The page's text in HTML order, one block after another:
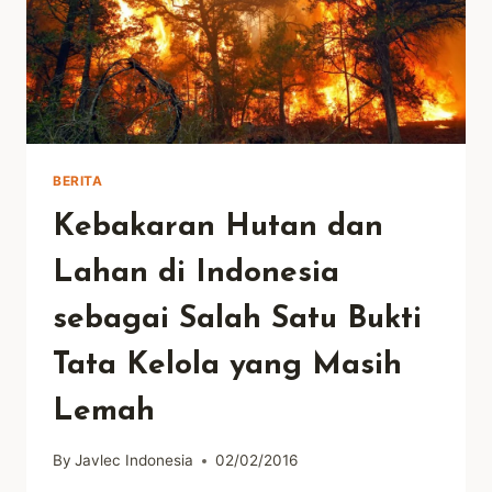
BERITA
Kebakaran Hutan dan
Lahan di Indonesia
sebagai Salah Satu Bukti
Tata Kelola yang Masih
Lemah
By Javlec Indonesia 02/02/2016